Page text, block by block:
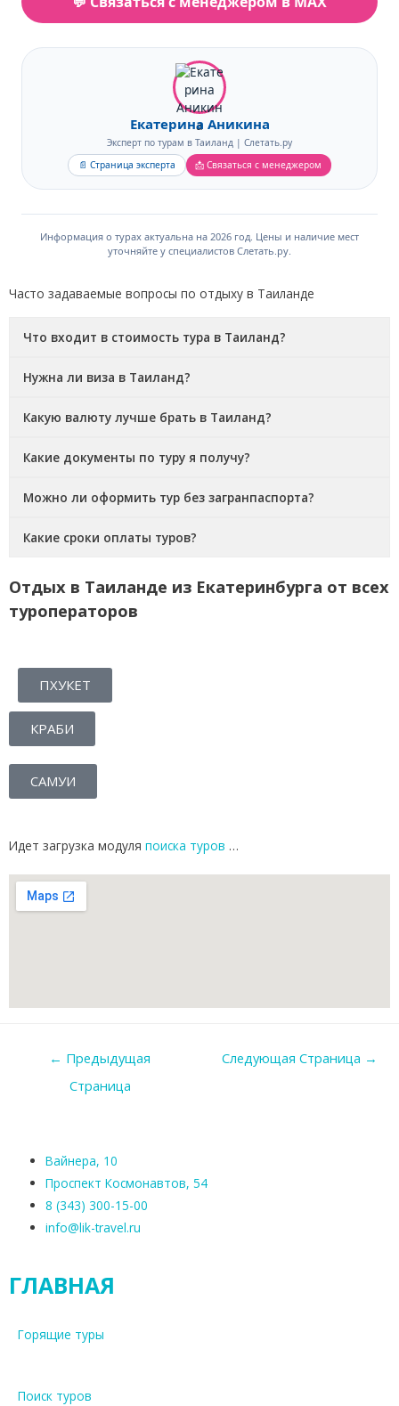
Екатерина Аникина
Эксперт по турам в Таиланд | Слетать.ру
📄 Страница эксперта
📩 Связаться с менеджером
Информация о турах актуальна на 2026 год. Цены и наличие мест
уточняйте у специалистов Слетать.ру.
Часто задаваемые вопросы по отдыху в Таиланде
Что входит в стоимость тура в Таиланд?
Нужна ли виза в Таиланд?
Какую валюту лучше брать в Таиланд?
Какие документы по туру я получу?
Можно ли оформить тур без загранпаспорта?
Какие сроки оплаты туров?
Отдых в Таиланде из Екатеринбурга от всех
туроператоров
ПХУКЕТ
КРАБИ
САМУИ
Идет загрузка модуля поиска туров …
← Предыдущая
Страница
Следующая Страница →
Вайнера, 10
Проспект Космонавтов, 54
8 (343) 300-15-00
info@lik-travel.ru
ГЛАВНАЯ
Горящие туры
Поиск туров